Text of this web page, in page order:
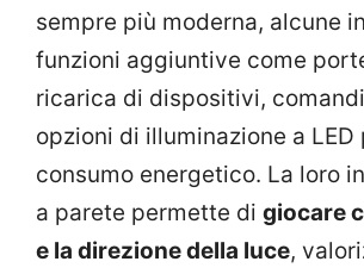
sempre più moderna, alcune
funzioni aggiuntive come
ricarica di dispositivi,
opzioni di illuminazione a LED
consumo energetico. La loro
a parete permette di giocare
e la direzione della luce,